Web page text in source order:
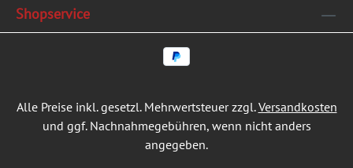
Shopservice
Alle Preise inkl. gesetzl. Mehrwertsteuer zzgl.Versandkosten
und ggf. Nachnahmegebühren, wenn nicht anders
angegeben.